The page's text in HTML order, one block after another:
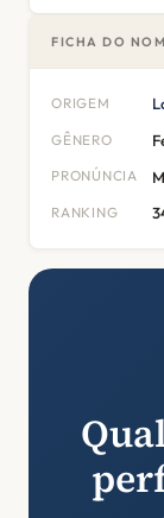
FICHA DO
ORIGEM
GÊNERO
PRONÚNCIA
RANKING